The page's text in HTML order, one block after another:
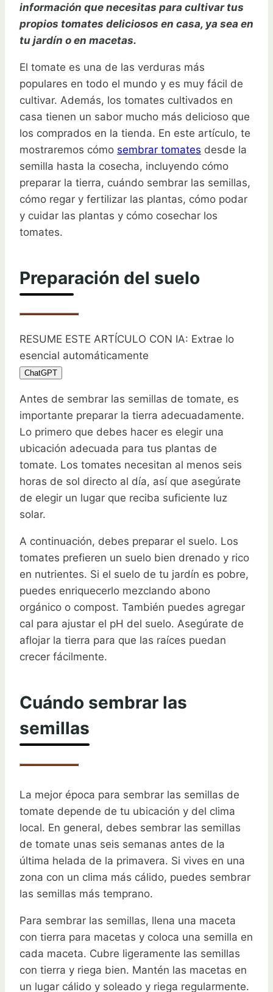
información que necesitas para cultivar tus
propios tomates deliciosos en casa, ya sea en
tu jardín o en macetas.
El tomate es una de las verduras más
populares en todo el mundo y es muy fácil de
cultivar. Además, los tomates cultivados en
casa tienen un sabor mucho más delicioso que
los comprados en la tienda. En este artículo, te
mostraremos cómo sembrar tomates desde la
semilla hasta la cosecha, incluyendo cómo
preparar la tierra, cuándo sembrar las semillas,
cómo regar y fertilizar las plantas, cómo podar
y cuidar las plantas y cómo cosechar los
tomates.
Preparación del suelo
RESUME ESTE ARTÍCULO CON IA: Extrae lo
esencial automáticamente
ChatGPT
Antes de sembrar las semillas de tomate, es
importante preparar la tierra adecuadamente.
Lo primero que debes hacer es elegir una
ubicación adecuada para tus plantas de
tomate. Los tomates necesitan al menos seis
horas de sol directo al día, así que asegúrate
de elegir un lugar que reciba suficiente luz
solar.
A continuación, debes preparar el suelo. Los
tomates prefieren un suelo bien drenado y rico
en nutrientes. Si el suelo de tu jardín es pobre,
puedes enriquecerlo mezclando abono
orgánico o compost. También puedes agregar
cal para ajustar el pH del suelo. Asegúrate de
aflojar la tierra para que las raíces puedan
crecer fácilmente.
Cuándo sembrar las
semillas
La mejor época para sembrar las semillas de
tomate depende de tu ubicación y del clima
local. En general, debes sembrar las semillas
de tomate unas seis semanas antes de la
última helada de la primavera. Si vives en una
zona con un clima más cálido, puedes sembrar
las semillas más temprano.
Para sembrar las semillas, llena una maceta
con tierra para macetas y coloca una semilla en
cada maceta. Cubre ligeramente las semillas
con tierra y riega bien. Mantén las macetas en
un lugar cálido y soleado y riega regularmente.